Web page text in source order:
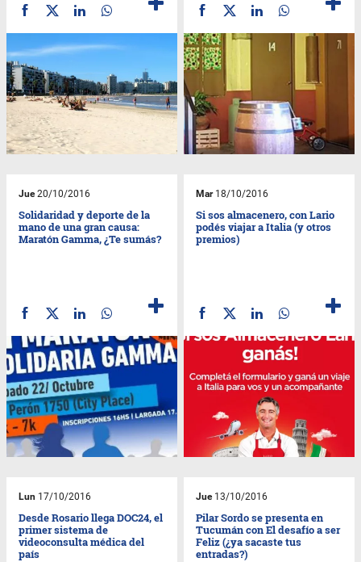
Jue20/10/2016
Solidaridad y deporte de la
mano de una gran causa:
Maratón Gamma, ¿Te sumás?
Mar18/10/2016
Si sos almacenero, con Lario
podés viajar a Italia (y otros
premios)
Lun 17/10/2016
Desde Rosario llega DOC24, el
primer sistema de
videoconsulta médica del
país
Jue13/10/2016
Pilar Sordo se presenta en
Tucumán con El desafío a ser
Feliz (¿ya sacaste tus
entradas?)